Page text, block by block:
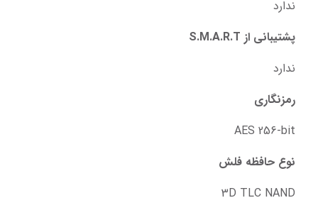
ندارد
پشتیبانی از S.M.A.R.T
ندارد
رمزنگاری
AES 256-bit
نوع حافظه فلش
3D TLC NAND